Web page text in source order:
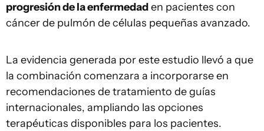
progresión de la enfermedaden pacientes con
cáncer de pulmón de células pequeñas avanzado.
La evidencia generada por este estudio llevó a que
la combinación comenzara a incorporarse en
recomendaciones de tratamiento de guías
internacionales, ampliando las opciones
terapéuticas disponibles para los pacientes.